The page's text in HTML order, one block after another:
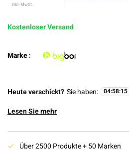
Inkl. MwSt.
Kostenloser Versand
Marke:
Heute verschickt? Sie haben: 04:58:15
Lesen Sie mehr
Über 2500 Produkte + 50 Marken